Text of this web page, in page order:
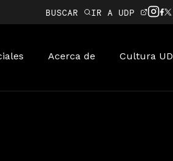
BUSCAR IR A UDP
Acerca de Cultura